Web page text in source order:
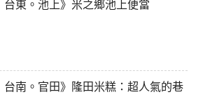
台東。池上》米之鄉池上便當
台南。官田》隆田米糕：超人氣的巷